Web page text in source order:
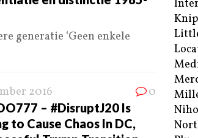
generatie ‘Geen enkele
2016 0
– #DisruptJ20 Is
to Cause Chaos In DC,